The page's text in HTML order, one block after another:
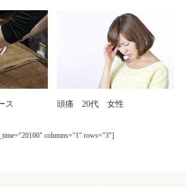
ス 頭痛 20代 女性
columns="1" rows="3"]